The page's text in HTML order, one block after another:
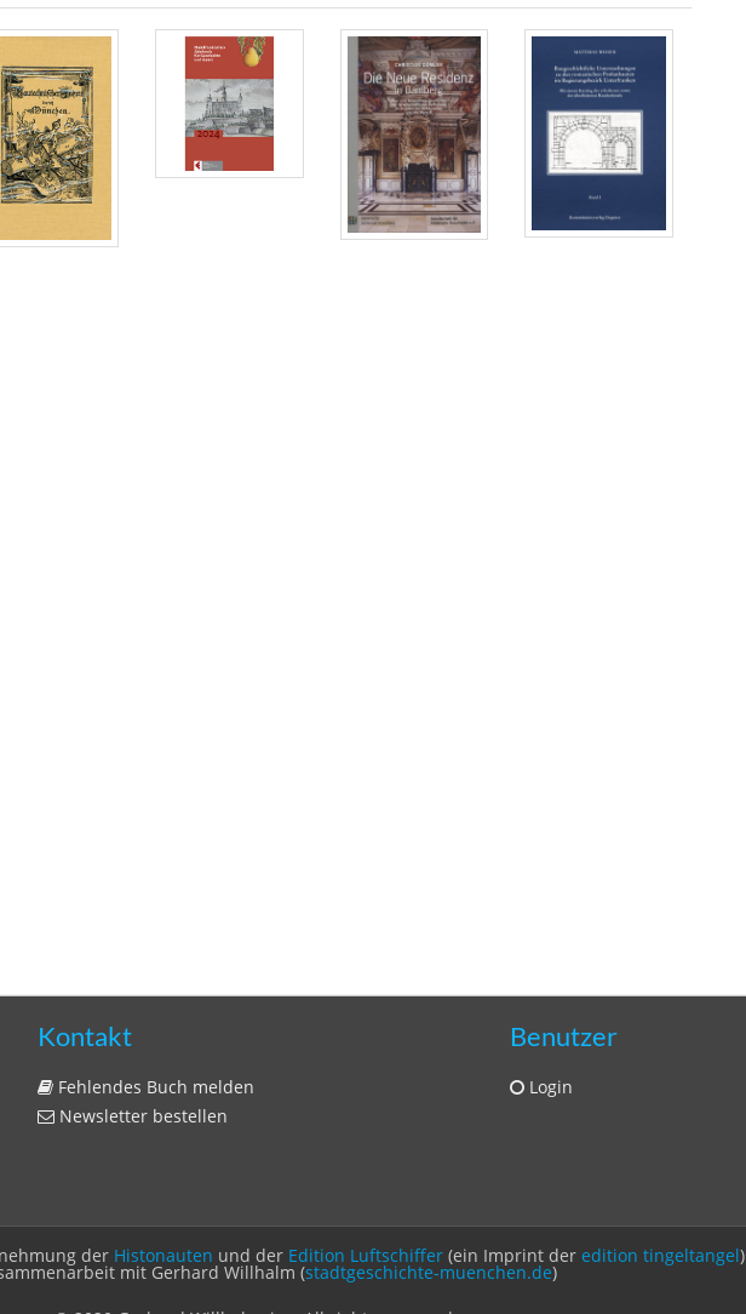
Kontakt
Fehlendes Buch melden
Newsletter bestellen
Benutzer
Login
der Histonauten und der Edition Luftschiffer (ein Imprint der edition tingeltangel)
mit Gerhard Willhalm (stadtgeschichte-muenchen.de)